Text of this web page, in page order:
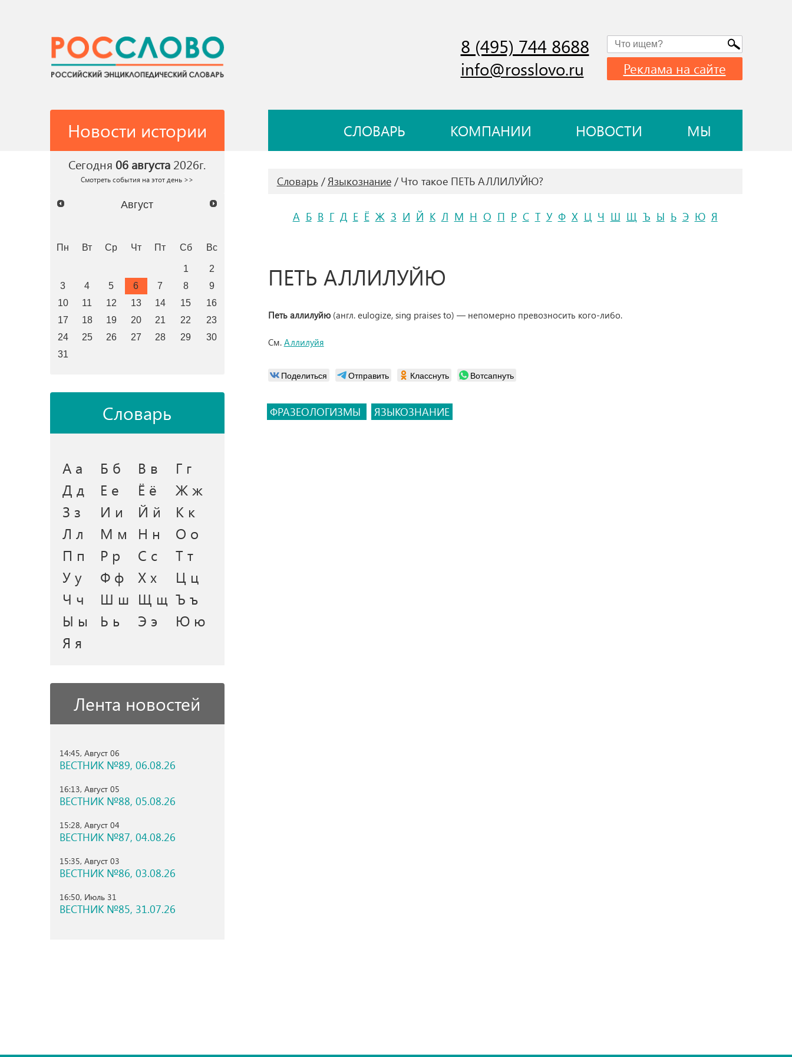
8 (495) 744 8688
info@rosslovo.ru Реклама на сайте
Новости истории СЛОВАРЬ КОМПАНИИ НОВОСТИ МЫ
Сегодня 06 августа 2026г.
Смотреть события на этот день >>
Август
Пн Вт Ср Чт Пт Сб Вс
1
2
3
4 5 6 7 8
9
10
11 12 13 14 15
16
17
18 19 20 21 22
23
24
25 26 27 28 29
30
31
Словарь
А а Б б В в
Г г
Д д
Е е Ё ё
Ж ж
З з
И и Й й
К к
Л л
М м Н н
О о
П п
Р р С с
Т т
У у
Ф ф Х х
Ц ц
Ч ч
Ш ш Щ щ Ъ ъ
Ы ы
Ь ь Э э
Ю ю
Я я
Лента новостей
14:45, Август 06
ВЕСТНИК №89, 06.08.26
16:13, Август 05
ВЕСТНИК №88, 05.08.26
15:28, Август 04
ВЕСТНИК №87, 04.08.26
15:35, Август 03
ВЕСТНИК №86, 03.08.26
16:50, Июль 31
ВЕСТНИК №85, 31.07.26
Словарь Языкознание Что такое ПЕТЬ АЛЛИЛУЙЮ?
А Б В Г Д Е Ё Ж З И Й К Л М Н О П Р С Т У Ф Х Ц Ч Ш Щ Ъ Ы Ь Э Ю Я
ПЕТЬ АЛЛИЛУЙЮ
Петь аллилуйю(англ. eulogize, sing praises to) — непомерно превозносить кого-либо.
См. Аллилуйя
Поделиться Отправить Класснуть Вотсапнуть
ФРАЗЕОЛОГИЗМЫ ЯЗЫКОЗНАНИЕ